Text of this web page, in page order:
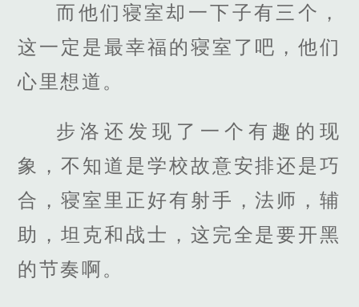
而他们寝室却一下子有三个，
这一定是最幸福的寝室了吧，他们
心里想道。
步洛还发现了一个有趣的现
象，不知道是学校故意安排还是巧
合，寝室里正好有射手，法师，辅
助，坦克和战士，这完全是要开黑
的节奏啊。